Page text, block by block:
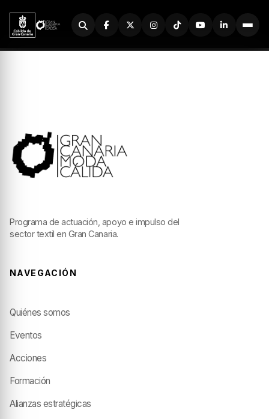
Buscador
Programa de actuación, apoyo e impulso del
sector textil en Gran Canaria.
NAVEGACIÓN
Quiénes somos
Eventos
Acciones
Formación
Alianzas estratégicas